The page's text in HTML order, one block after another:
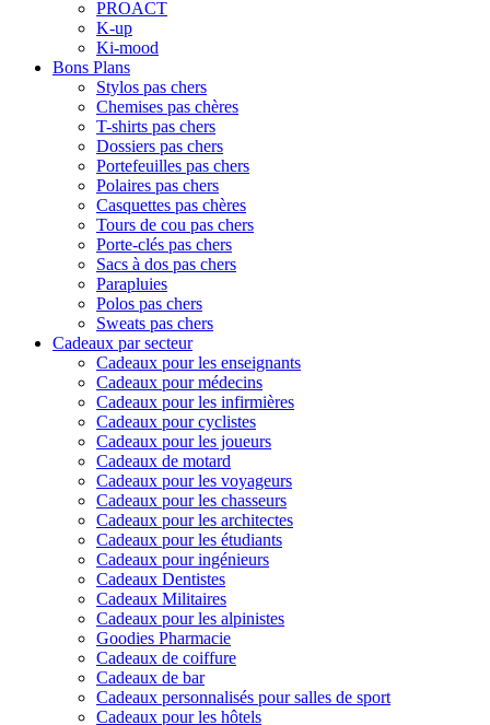
PROACT
K-up
Ki-mood
Bons Plans
Stylos pas chers
Chemises pas chères
T-shirts pas chers
Dossiers pas chers
Portefeuilles pas chers
Polaires pas chers
Casquettes pas chères
Tours de cou pas chers
Porte-clés pas chers
Sacs à dos pas chers
Parapluies
Polos pas chers
Sweats pas chers
Cadeaux par secteur
Cadeaux pour les enseignants
Cadeaux pour médecins
Cadeaux pour les infirmières
Cadeaux pour cyclistes
Cadeaux pour les joueurs
Cadeaux de motard
Cadeaux pour les voyageurs
Cadeaux pour les chasseurs
Cadeaux pour les architectes
Cadeaux pour les étudiants
Cadeaux pour ingénieurs
Cadeaux Dentistes
Cadeaux Militaires
Cadeaux pour les alpinistes
Goodies Pharmacie
Cadeaux de coiffure
Cadeaux de bar
Cadeaux personnalisés pour salles de sport
Cadeaux pour les hôtels